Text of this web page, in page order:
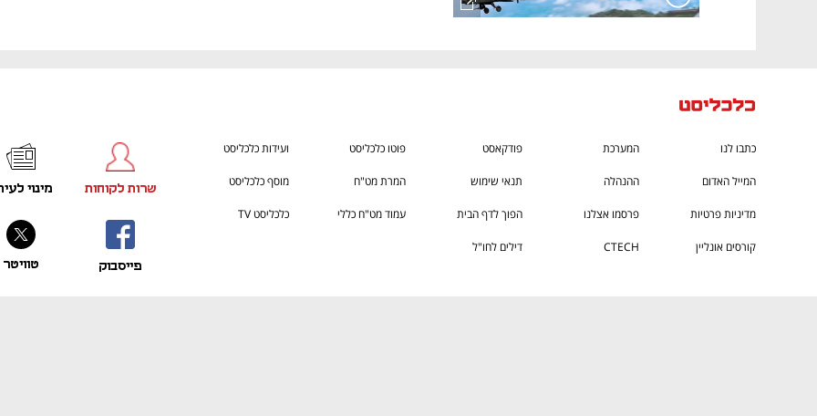
כתבו לנו המערכת פודקאסט פוטו כלכליסט ועידות כלכליסט
המייל האדום ההנהלה תנאי שימוש המרת מט"ח מוסף כלכליסט
מדיניות פרטיות פרסמו אצלנו הפוך לדף הבית עמוד מט"ח כללי כלכליסט TV
קורסים אונליין CTECH
דילים לחו"ל
פייסבוק
שרות לקוחות
טוויטר
מינוי